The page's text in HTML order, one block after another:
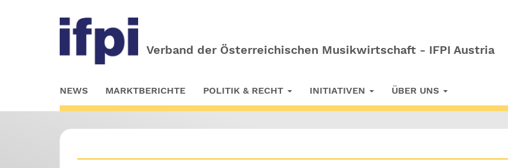
Verband der Österreichischen Musikwirtschaft - IFPI Austria
to
main
NEWS MARKTBERICHTE POLITIK & RECHT INITIATIVEN ÜBER UNS